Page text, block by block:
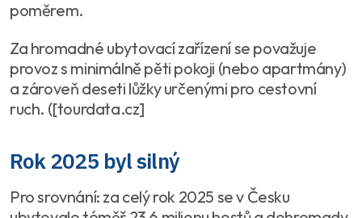
poměrem.
Za hromadné ubytovací zařízení se považuje
provoz s minimálně pěti pokoji (nebo apartmány)
a zároveň deseti lůžky určenými pro cestovní
ruch. ([tourdata.cz]
Rok 2025 byl silný
Pro srovnání: za celý rok 2025 se v Česku